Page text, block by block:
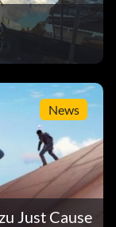
News
Just Cause